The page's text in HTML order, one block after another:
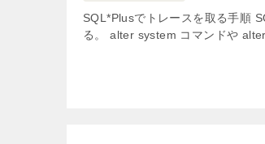
SQL*Plusでトレースを取る手順
る。 alter system コマンドや